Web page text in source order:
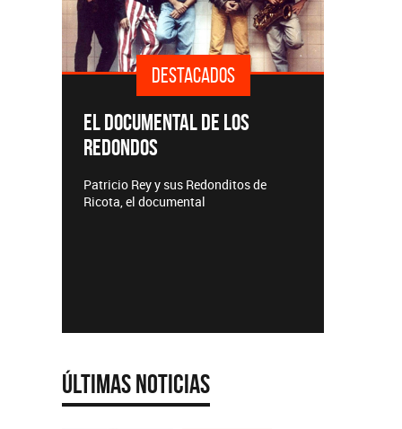
DESTACADOS
EL DOCUMENTAL DE LOS
REDONDOS
Patricio Rey y sus Redonditos de
Ricota, el documental
Últimas Noticias